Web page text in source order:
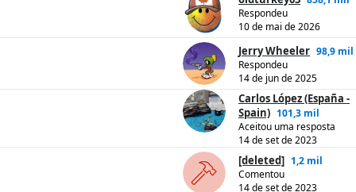
Respondeu
10 de mai de 2026
Jerry Wheeler 98,9 mil
Respondeu
14 de jun de 2025
Carlos López (España -
Spain) 101,3 mil
Aceitou uma resposta
14 de set de 2023
[deleted] 1,2 mil
Comentou
14 de set de 2023